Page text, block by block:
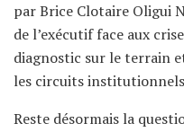
par Brice Clotaire Oligui
de l’exécutif face aux
diagnostic sur le terrain
les circuits
Reste désormais la